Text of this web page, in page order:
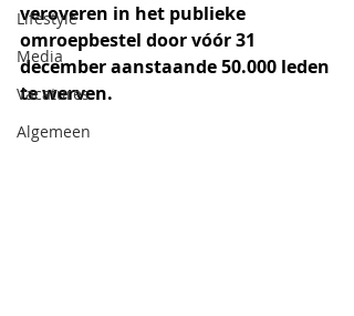
Lifestyle
Media
Vacatures
Algemeen
veroveren in het publieke
omroepbestel door vóór 31
december aanstaande 50.000 leden
te werven.